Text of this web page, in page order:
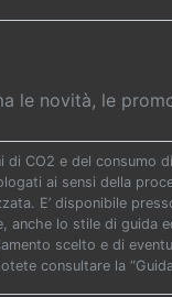
le novità, le
di CO2 e del consumo
ai sensi della
E’ disponibile
anche lo stile di guida
scelto e di
consultare la